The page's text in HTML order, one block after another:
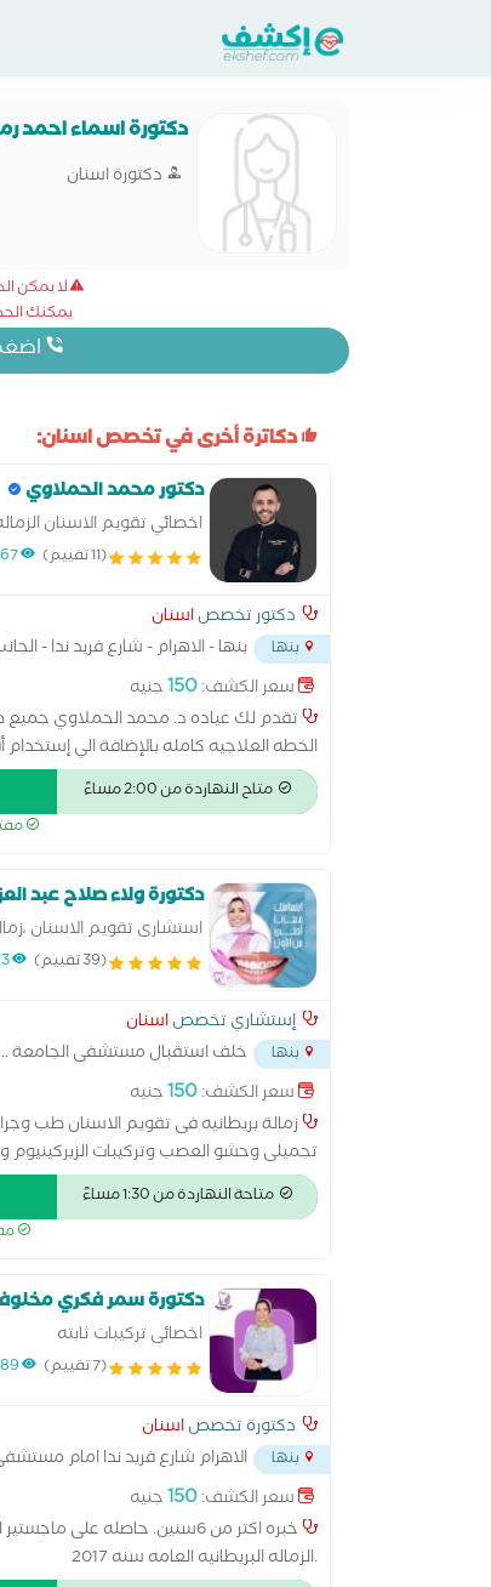
دكتورة اسماء احمد
دكتورة اسنان
لا يمكن
يمكنك
دكاترة أخرى في تخصص اسنان:
دكتور محمد الحملاوي
اخصائي تقويم الاسنان
(11 تقييم)
دكتور تخصصاسنان
بنها بنها - الاهرام - شارع فريد ندا -
سعر الكشف:150جنيه
تقدم لك عياده د. محمد الحملاوي
الخطه العلاجيه كامله بالإضافة الي
لتقويم الاسنان كليه الجراحين الملكيه ب
متاح النهاردة من 2:00 مساءً
دكتورة ولاء صلاح عبد
استشارى تقويم الاسنان
الاسنان بالقصر العينى
(39 تقييم)
إستشاري تخصصاسنان
بنها خلف استقبال مستشفى الجامعة...
سعر الكشف:150جنيه
تجميلى وحشو العصب وتركيبات الزيركينيوم
لعلاج تقدم وتأخر الفكين بالتقويم
متاحة النهاردة من 1:30 مساءً
دكتورة سمر فكري
اخصائى تركيبات ثابته
(7 تقييم)
دكتورة تخصصاسنان
بنها الاهرام شارع فريد ندا امام
سعر الكشف:150جنيه
خبره اكتر من 6سنين. حاصله
.الزماله البريطانيه العامه سنه 2017